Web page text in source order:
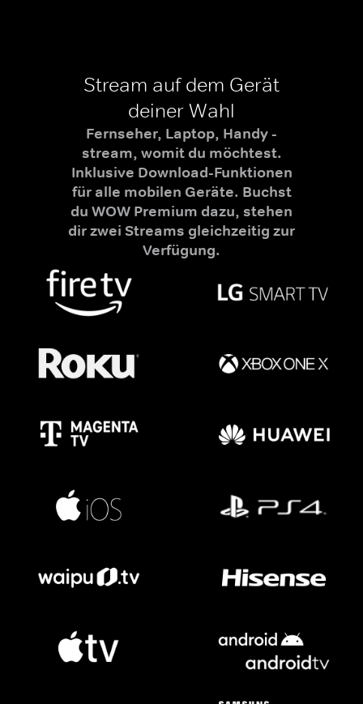
Stream auf dem Gerät
deiner Wahl
Fernseher, Laptop, Handy -
stream, womit du möchtest.
Inklusive Download-Funktionen
für alle mobilen Geräte. Buchst
du WOW Premium dazu, stehen
dir zwei Streams gleichzeitig zur
Verfügung.